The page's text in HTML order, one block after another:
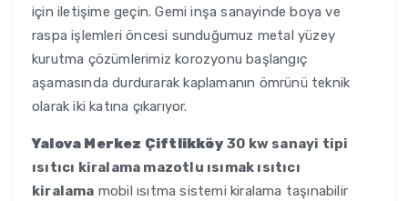
için iletişime geçin. Gemi inşa sanayinde boya ve
raspa işlemleri öncesi sunduğumuz metal yüzey
kurutma çözümlerimiz korozyonu başlangıç
aşamasında durdurarak kaplamanın ömrünü teknik
olarak iki katına çıkarıyor.
Yalova Merkez Çiftlikköy30 kw sanayi tipi
ısıtıcı kiralama mazotlu ısımak ısıtıcı
kiralama mobil ısıtma sistemi kiralama taşınabilir